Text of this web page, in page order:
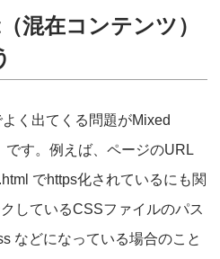
混在コンテンツ）
く出てくる問題がMixed
す。例えば、ページのURL
でhttps化されているにも関
しているCSSファイルのパス
などになっている場合のこと